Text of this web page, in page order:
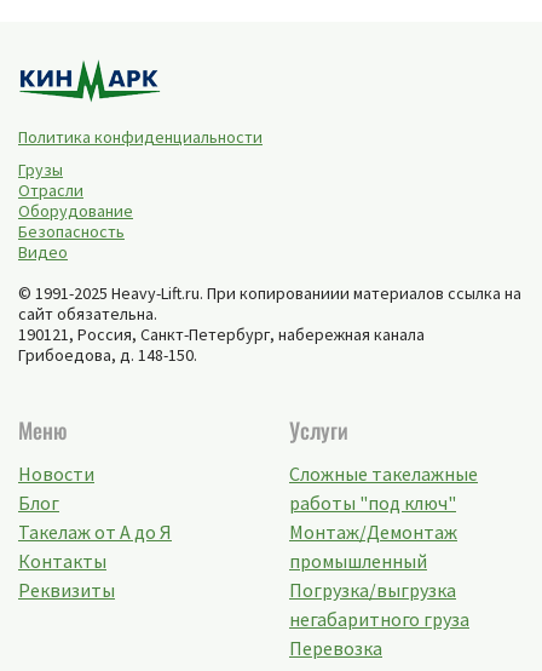
Политика конфиденциальности
Грузы
Отрасли
Оборудование
Безопасность
Видео
© 1991-2025 Heavy-Lift.ru. При копированиии материалов ссылка на
сайт обязательна.
190121, Россия, Санкт-Петербург, набережная канала
Грибоедова, д. 148-150.
Меню
Новости
Блог
Такелаж от А до Я
Контакты
Реквизиты
Услуги
Сложные такелажные
работы "под ключ"
Монтаж/Демонтаж
промышленный
Погрузка/выгрузка
негабаритного груза
Перевозка